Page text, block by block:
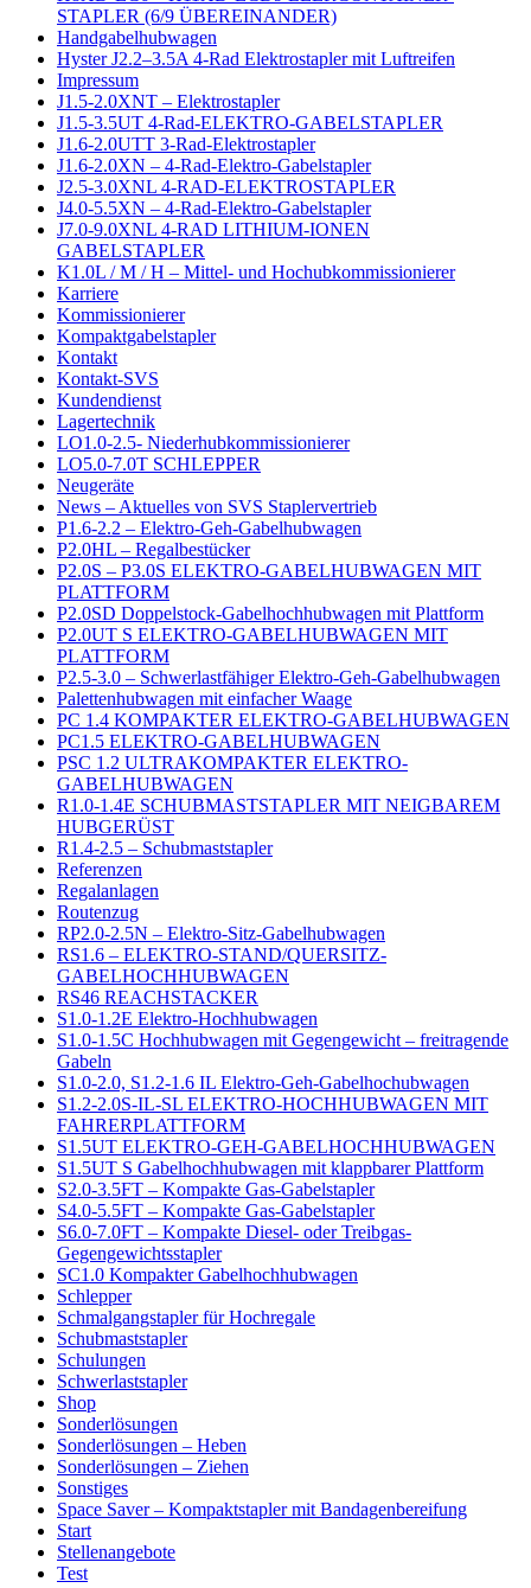
STAPLER (6/9 ÜBEREINANDER)
Handgabelhubwagen
Hyster J2.2–3.5A 4-Rad Elektrostapler mit Luftreifen
Impressum
J1.5-2.0XNT – Elektrostapler
J1.5-3.5UT 4-Rad-ELEKTRO-GABELSTAPLER
J1.6-2.0UTT 3-Rad-Elektrostapler
J1.6-2.0XN – 4-Rad-Elektro-Gabelstapler
J2.5-3.0XNL 4-RAD-ELEKTROSTAPLER
J4.0-5.5XN – 4-Rad-Elektro-Gabelstapler
J7.0-9.0XNL 4-RAD LITHIUM-IONEN
GABELSTAPLER
K1.0L / M / H – Mittel- und Hochubkommissionierer
Karriere
Kommissionierer
Kompaktgabelstapler
Kontakt
Kontakt-SVS
Kundendienst
Lagertechnik
LO1.0-2.5- Niederhubkommissionierer
LO5.0-7.0T SCHLEPPER
Neugeräte
News – Aktuelles von SVS Staplervertrieb
P1.6-2.2 – Elektro-Geh-Gabelhubwagen
P2.0HL – Regalbestücker
P2.0S – P3.0S ELEKTRO-GABELHUBWAGEN MIT
PLATTFORM
P2.0SD Doppelstock-Gabelhochhubwagen mit Plattform
P2.0UT S ELEKTRO-GABELHUBWAGEN MIT
PLATTFORM
P2.5-3.0 – Schwerlastfähiger Elektro-Geh-Gabelhubwagen
Palettenhubwagen mit einfacher Waage
PC 1.4 KOMPAKTER ELEKTRO-GABELHUBWAGEN
PC1.5 ELEKTRO-GABELHUBWAGEN
PSC 1.2 ULTRAKOMPAKTER ELEKTRO-
GABELHUBWAGEN
R1.0-1.4E SCHUBMASTSTAPLER MIT NEIGBAREM
HUBGERÜST
R1.4-2.5 – Schubmaststapler
Referenzen
Regalanlagen
Routenzug
RP2.0-2.5N – Elektro-Sitz-Gabelhubwagen
RS1.6 – ELEKTRO-STAND/QUERSITZ-
GABELHOCHHUBWAGEN
RS46 REACHSTACKER
S1.0-1.2E Elektro-Hochhubwagen
S1.0-1.5C Hochhubwagen mit Gegengewicht – freitragende
Gabeln
S1.0-2.0, S1.2-1.6 IL Elektro-Geh-Gabelhochubwagen
S1.2-2.0S-IL-SL ELEKTRO-HOCHHUBWAGEN MIT
FAHRERPLATTFORM
S1.5UT ELEKTRO-GEH-GABELHOCHHUBWAGEN
S1.5UT S Gabelhochhubwagen mit klappbarer Plattform
S2.0-3.5FT – Kompakte Gas-Gabelstapler
S4.0-5.5FT – Kompakte Gas-Gabelstapler
S6.0-7.0FT – Kompakte Diesel- oder Treibgas-
Gegengewichtsstapler
SC1.0 Kompakter Gabelhochhubwagen
Schlepper
Schmalgangstapler für Hochregale
Schubmaststapler
Schulungen
Schwerlaststapler
Shop
Sonderlösungen
Sonderlösungen – Heben
Sonderlösungen – Ziehen
Sonstiges
Space Saver – Kompaktstapler mit Bandagenbereifung
Start
Stellenangebote
Test